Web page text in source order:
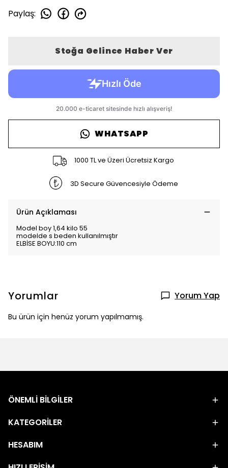
Paylaş:
Stoğa Gelince Haber Ver
WHATSAPP
1000 TL ve Üzeri Ücretsiz Kargo
3D Secure Güvencesiyle Ödeme
Ürün Açıklaması
Model boy 1,64 kilo 55
modelde s beden kullanılmıştır
ELBİSE BOYU:110 cm
Yorumlar Yorum Yap
Bu ürün için henüz yorum yapılmamış.
ÖNEMLİ BİLGİLER
KATEGORİLER
HESABIM